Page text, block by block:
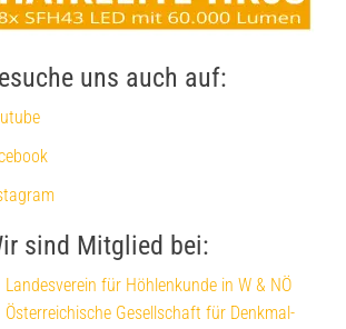
uns auch auf:
sind Mitglied bei:
Landesverein für Höhlenkunde in W & NÖ
Österreichische Gesellschaft für Denkmal-